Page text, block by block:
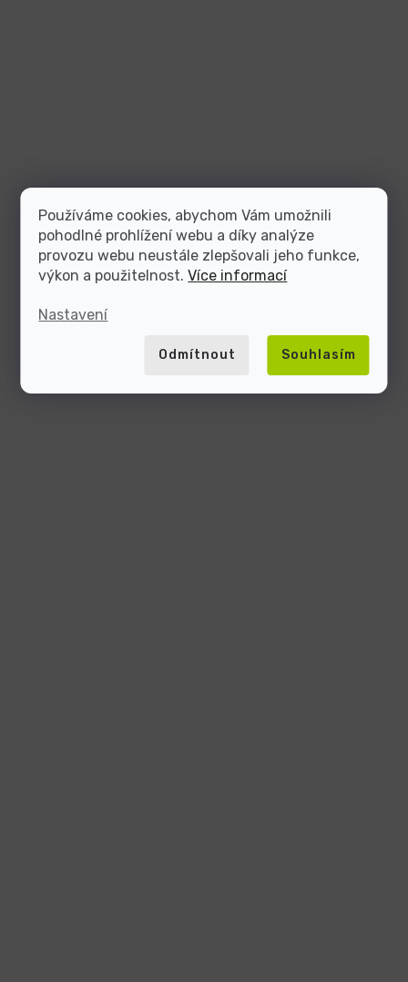
Používáme cookies, abychom Vám umožnili
pohodlné prohlížení webu a díky analýze
provozu webu neustále zlepšovali jeho funkce,
výkon a použitelnost.Více informací
Nastavení
Odmítnout Souhlasím